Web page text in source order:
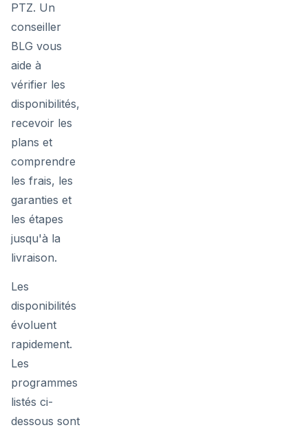
PTZ. Un
conseiller
BLG vous
aide à
vérifier les
disponibilités,
recevoir les
plans et
comprendre
les frais, les
garanties et
les étapes
jusqu'à la
livraison.
Les
disponibilités
évoluent
rapidement.
Les
programmes
listés ci-
dessous sont